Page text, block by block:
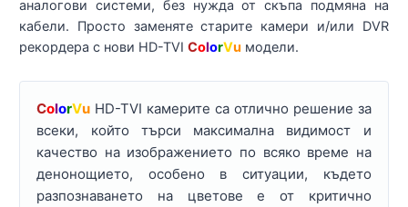
аналогови системи, без нужда от скъпа подмяна на
кабели. Просто заменяте старите камери и/или DVR
рекордера с нови HD-TVIColorVu модели.
ColorVu HD-TVI камерите са отлично решение за
всеки, който търси максимална видимост и
качество на изображението по всяко време на
денонощието, особено в ситуации, където
разпознаването на цветове е от критично